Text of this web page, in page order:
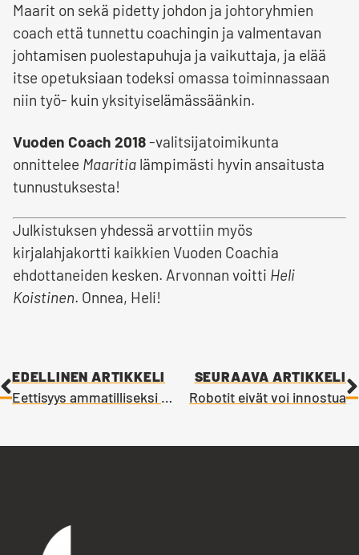
Maarit on sekä pidetty johdon ja johtoryhmien
coach että tunnettu coachingin ja valmentavan
johtamisen puolestapuhuja ja vaikuttaja, ja elää
itse opetuksiaan todeksi omassa toiminnassaan
niin työ- kuin yksityiselämässäänkin.
Vuoden Coach 2018-valitsijatoimikunta
onnittelee Maaritia lämpimästi hyvin ansaitusta
tunnustuksesta!
Julkistuksen yhdessä arvottiin myös
kirjalahjakortti kaikkien Vuoden Coachia
ehdottaneiden kesken. Arvonnan voitti Heli
Koistinen. Onnea, Heli!
EDELLINEN ARTIKKELI
Eettisyys ammatilliseksi menestystekijäksi
SEURAAVA ARTIKKELI
Robotit eivät voi innostua